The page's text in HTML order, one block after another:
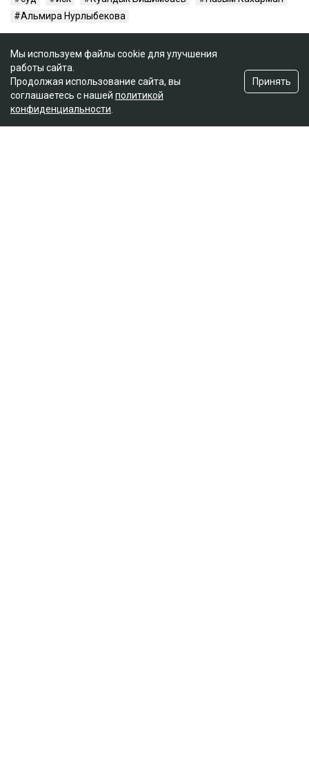
Альмира Нурлыбекова
Мы используем файлы cookie для улучшения
работы сайта.
Продолжая использование сайта, вы
соглашаетесь с нашей политикой
конфиденциальности
Принять